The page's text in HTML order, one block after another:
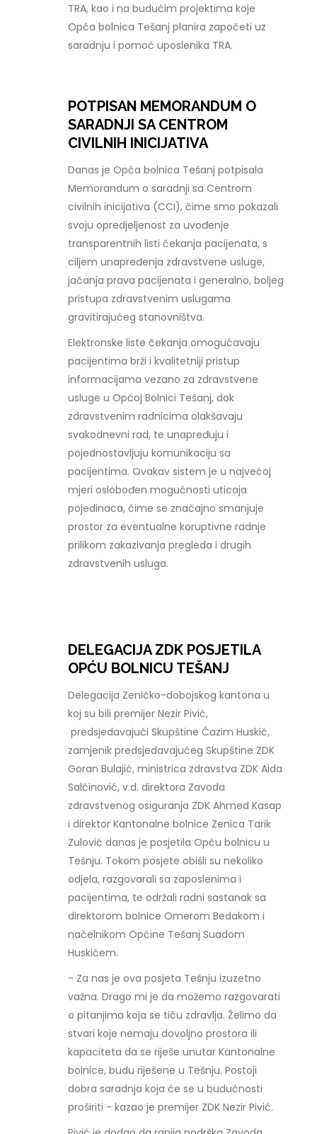
TRA, kao i na budućim projektima koje
Opća bolnica Tešanj planira započeti uz
saradnju i pomoć uposlenika TRA.
POTPISAN MEMORANDUM O
SARADNJI SA CENTROM
CIVILNIH INICIJATIVA
Danas je Opća bolnica Tešanj potpisala
Memorandum o saradnji sa Centrom
civilnih inicijativa (CCI), čime smo pokazali
svoju opredjeljenost za uvođenje
transparentnih listi čekanja pacijenata, s
ciljem unapređenja zdravstvene usluge,
jačanja prava pacijenata i generalno, boljeg
pristupa zdravstvenim uslugama
gravitirajućeg stanovništva.
Elektronske liste čekanja omogućavaju
pacijentima brži i kvalitetniji pristup
informacijama vezano za zdravstvene
usluge u Općoj Bolnici Tešanj, dok
zdravstvenim radnicima olakšavaju
svakodnevni rad, te unapređuju i
pojednostavljuju komunikaciju sa
pacijentima. Ovakav sistem je u najvećoj
mjeri oslobođen mogućnosti uticaja
pojedinaca, čime se značajno smanjuje
prostor za eventualne koruptivne radnje
prilikom zakazivanja pregleda i drugih
zdravstvenih usluga.
DELEGACIJA ZDK POSJETILA
OPĆU BOLNICU TEŠANJ
Delegacija Zeničko-dobojskog kantona u
koj su bili premijer Nezir Pivić,
predsjedavajući Skupštine Ćazim Huskić,
zamjenik predsjedavajućeg Skupštine ZDK
Goran Bulajić, ministrica zdravstva ZDK Aida
Salčinović, v.d. direktora Zavoda
zdravstvenog osiguranja ZDK Ahmed Kasap
i direktor Kantonalne bolnice Zenica Tarik
Zulović danas je posjetila Opću bolnicu u
Tešnju. Tokom posjete obišli su nekoliko
odjela, razgovarali sa zaposlenima i
pacijentima, te održali radni sastanak sa
direktorom bolnice Omerom Bedakom i
načelnikom Općine Tešanj Suadom
Huskićem.
- Za nas je ova posjeta Tešnju izuzetno
važna. Drago mi je da možemo razgovarati
o pitanjima koja se tiču zdravlja. Želimo da
stvari koje nemaju dovoljno prostora ili
kapaciteta da se riješe unutar Kantonalne
bolnice, budu riješene u Tešnju. Postoji
dobra saradnja koja će se u budućnosti
proširiti - kazao je premijer ZDK Nezir Pivić.